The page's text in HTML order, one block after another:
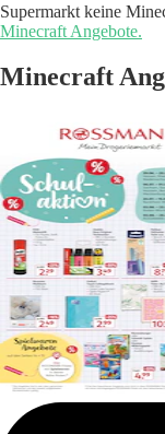
Supermarkt keine
Minecraft Angebote.
Minecraft